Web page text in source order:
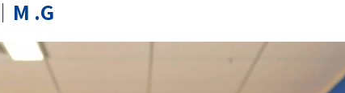
M .G